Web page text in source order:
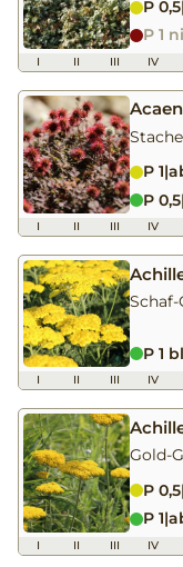
P 0,5|
P 1
I II III IV
P 1|
P 0,5|
I II III IV
Schaf-
P 1
I II III IV
Gold-
P 0,5|
P 1|
I II III IV